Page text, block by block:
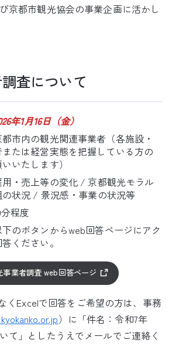
京都市観光協会の事業企画に活かし
査について
年1月16日（金）
市内の観光関連事業者（各施設・
たは経営実態を把握している方の
いたします）
・売上等の変化 / 京都観光モラル
の状況 / 景況感・事業の状況等
程度
のボタンからweb回答ページにアク
ください。
業者調査 web回答ページ
くExcelで回答をご希望の方は、事務
）に「件名：令和7年
て」としたうえでメールでご連絡く